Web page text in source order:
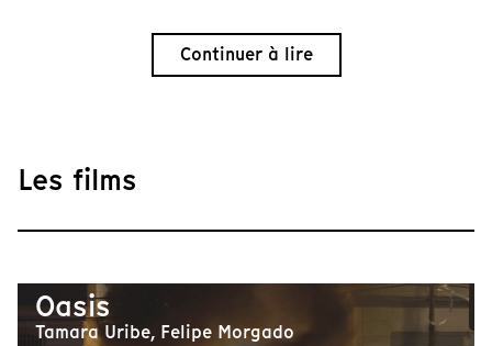
Continuer à lire
Les films
Oasis
Tamara Uribe, Felipe Morgado